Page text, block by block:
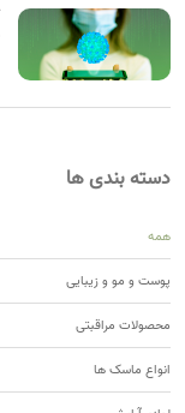
دسته بندی ها
همه
پوست و مو و زیبایی
محصولات مراقبتی
انواع ماسک ها